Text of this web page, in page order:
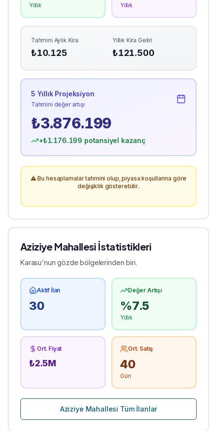
Yıllık Yıllık
Tahmini Aylık Kira
₺10.125
Yıllık Kira Geliri
₺121.500
5 Yıllık Projeksiyon
Tahmini değer artışı
₺3.876.199
+₺1.176.199 potansiyel kazanç
⚠️ Bu hesaplamalar tahmini olup, piyasa koşullarına göre
değişiklik gösterebilir.
Aziziye Mahallesi İstatistikleri
Karasu'nun gözde bölgelerinden biri.
Aktif İlan
30
Değer Artışı
%7.5
Yıllık
Ort. Fiyat
₺2.5M
Ort. Satış
40
Gün
Aziziye Mahallesi Tüm İlanlar